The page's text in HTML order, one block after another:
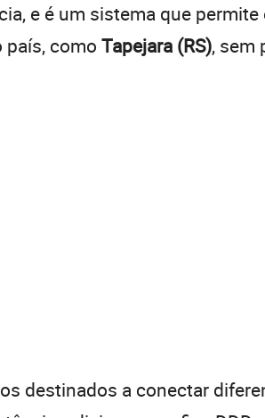
e é um sistema que
país, como Tapejara (RS), sem
destinados a conectar